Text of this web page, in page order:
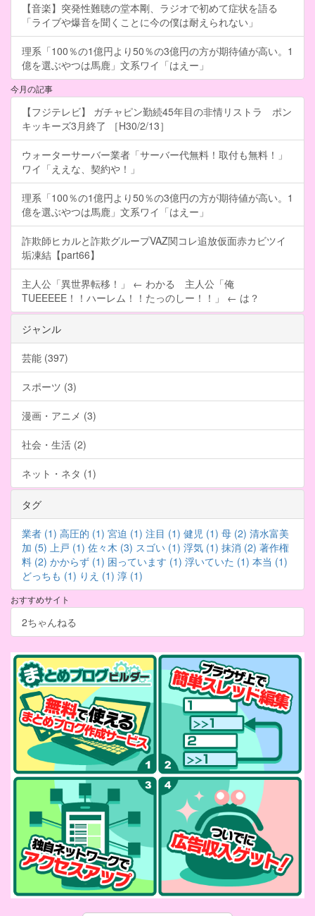
【音楽】突発性難聴の堂本剛、ラジオで初めて症状を語る
「ライブや爆音を聞くことに今の僕は耐えられない」
理系「100％の1億円より50％の3億円の方が期待値が高い。1
億を選ぶやつは馬鹿」文系ワイ「はえー」
今月の記事
【フジテレビ】 ガチャピン勤続45年目の非情リストラ ポン
キッキーズ3月終了 ［H30/2/13］
ウォーターサーバー業者「サーバー代無料！取付も無料！」
ワイ「ええな、契約や！」
理系「100％の1億円より50％の3億円の方が期待値が高い。1
億を選ぶやつは馬鹿」文系ワイ「はえー」
詐欺師ヒカルと詐欺グループVAZ関コレ追放仮面赤カビツイ
垢凍結【part66】
主人公「異世界転移！」 ← わかる 主人公「俺
TUEEEEE！！ハーレム！！たっのしー！！」 ← は？
ジャンル
芸能 (397)
スポーツ (3)
漫画・アニメ (3)
社会・生活 (2)
ネット・ネタ (1)
タグ
業者 (1) 高圧的 (1) 宮迫 (1) 注目 (1) 健児 (1) 母 (2) 清水富美
加 (5) 上戸 (1) 佐々木 (3) スゴい (1) 浮気 (1) 抹消 (2) 著作権
料 (2) かからず (1) 困っています (1) 浮いていた (1) 本当 (1)
どっちも (1) りえ (1) 淳 (1)
おすすめサイト
2ちゃんねる